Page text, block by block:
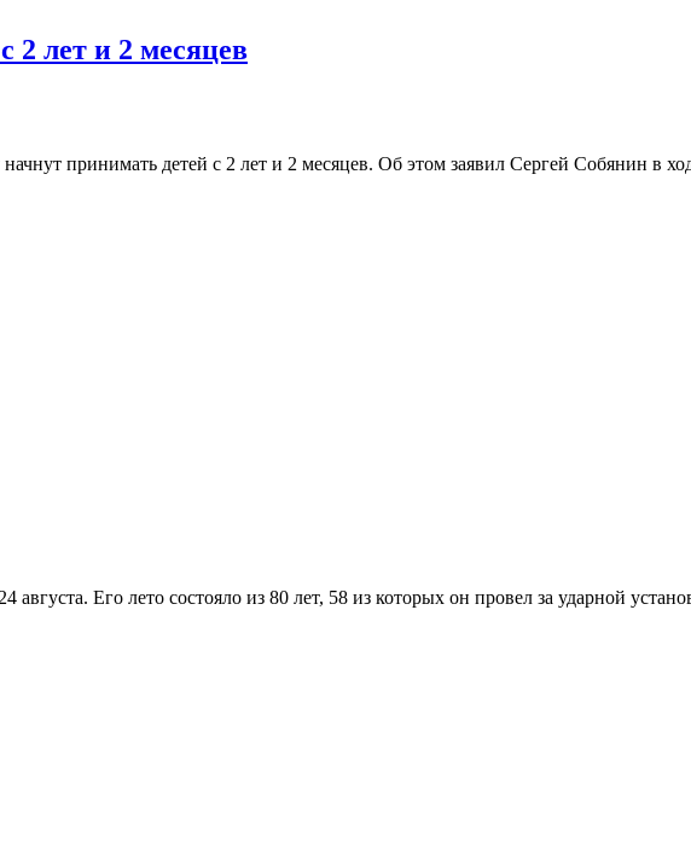
2 лет и 2 месяцев
принимать детей с 2 лет и 2 месяцев. Об этом заявил Сергей Собянин в
Его лето состояло из 80 лет, 58 из которых он провел за ударной